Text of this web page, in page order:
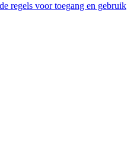
regels voor toegang en gebruik